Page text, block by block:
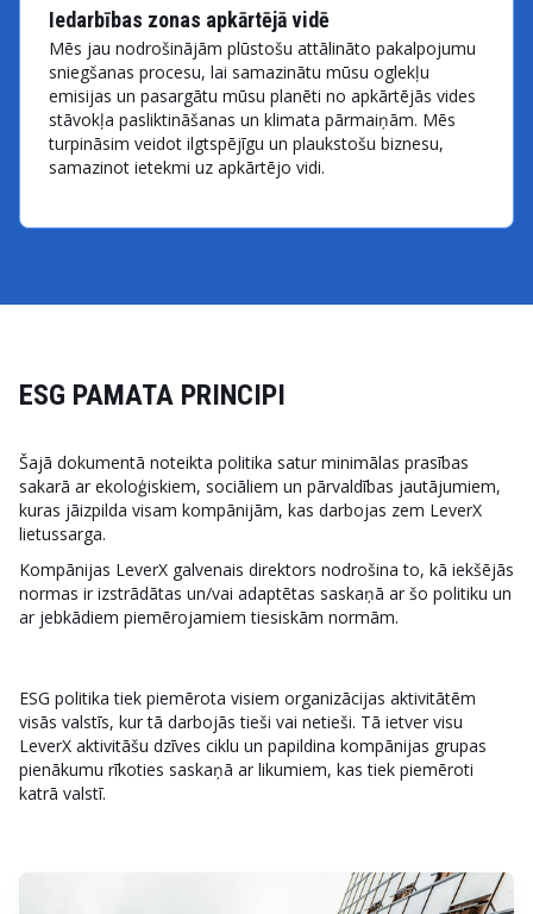
Iedarbības zonas apkārtējā vidē
Mēs jau nodrošinājām plūstošu attālināto pakalpojumu
sniegšanas procesu, lai samazinātu mūsu oglekļu
emisijas un pasargātu mūsu planēti no apkārtējās vides
stāvokļa pasliktināšanas un klimata pārmaiņām. Mēs
turpināsim veidot ilgtspējīgu un plaukstošu biznesu,
samazinot ietekmi uz apkārtējo vidi.
ESG PAMATA PRINCIPI
Šajā dokumentā noteikta politika satur minimālas prasības
sakarā ar ekoloģiskiem, sociāliem un pārvaldības jautājumiem,
kuras jāizpilda visam kompānijām, kas darbojas zem LeverX
lietussarga.
Kompānijas LeverX galvenais direktors nodrošina to, kā iekšējās
normas ir izstrādātas un/vai adaptētas saskaņā ar šo politiku un
ar jebkādiem piemērojamiem tiesiskām normām.
ESG politika tiek piemērota visiem organizācijas aktivitātēm
visās valstīs, kur tā darbojās tieši vai netieši. Tā ietver visu
LeverX aktivitāšu dzīves ciklu un papildina kompānijas grupas
pienākumu rīkoties saskaņā ar likumiem, kas tiek piemēroti
katrā valstī.